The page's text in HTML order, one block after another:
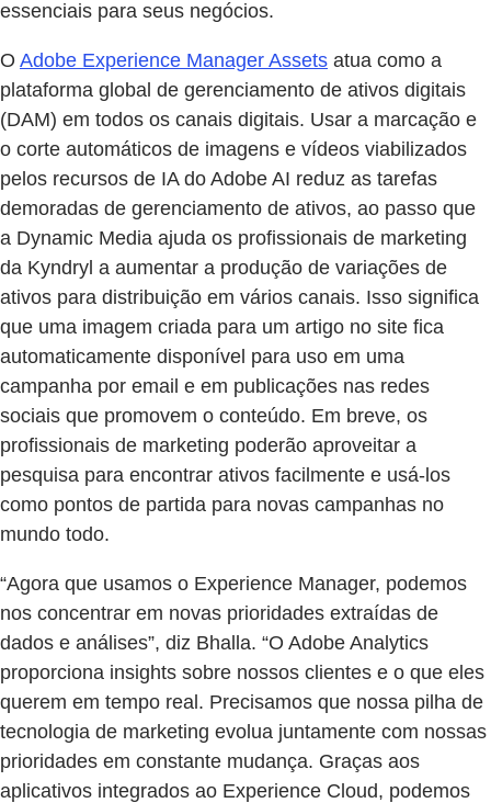
essenciais para seus negócios.
O Adobe Experience Manager Assets atua como a
plataforma global de gerenciamento de ativos digitais
(DAM) em todos os canais digitais. Usar a marcação e
o corte automáticos de imagens e vídeos viabilizados
pelos recursos de IA do Adobe AI reduz as tarefas
demoradas de gerenciamento de ativos, ao passo que
a Dynamic Media ajuda os profissionais de marketing
da Kyndryl a aumentar a produção de variações de
ativos para distribuição em vários canais. Isso significa
que uma imagem criada para um artigo no site fica
automaticamente disponível para uso em uma
campanha por email e em publicações nas redes
sociais que promovem o conteúdo. Em breve, os
profissionais de marketing poderão aproveitar a
pesquisa para encontrar ativos facilmente e usá-los
como pontos de partida para novas campanhas no
mundo todo.
“Agora que usamos o Experience Manager, podemos
nos concentrar em novas prioridades extraídas de
dados e análises”, diz Bhalla. “O Adobe Analytics
proporciona insights sobre nossos clientes e o que eles
querem em tempo real. Precisamos que nossa pilha de
tecnologia de marketing evolua juntamente com nossas
prioridades em constante mudança. Graças aos
aplicativos integrados ao Experience Cloud, podemos